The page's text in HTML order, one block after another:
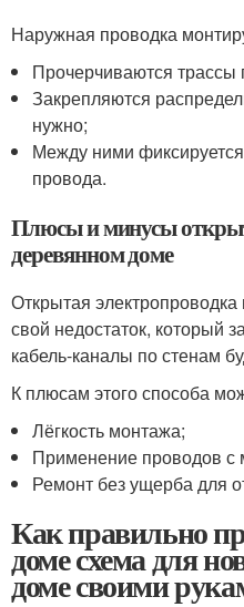
Наружная проводка
Прочерчиваются трассы
Закрепляются
нужно;
Между ними
провода.
Плюсы и минусы
деревянном доме
Открытая
свой недостаток, который
кабель-каналы по стенам
К плюсам этого способа
Лёгкость монтажа;
Применение проводов
Ремонт без ущерба для
Как правильно
доме схема для
доме своими